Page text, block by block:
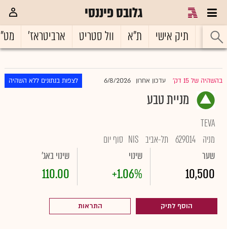
גלובס פיננסי
ראשי תיק אישי ת"א וול סטריט ארביטראז'
בהשהיה של 15 דק' עדכון אחרון 6/8/2026 לצפות בנתונים ללא השהיה
מניית טבע
TEVA
מניה 629014 תל-אביב NIS סוף יום
שער
10,500
שינוי
+1.06%
שינוי באג'
110.00
הוסף לתיק התראות